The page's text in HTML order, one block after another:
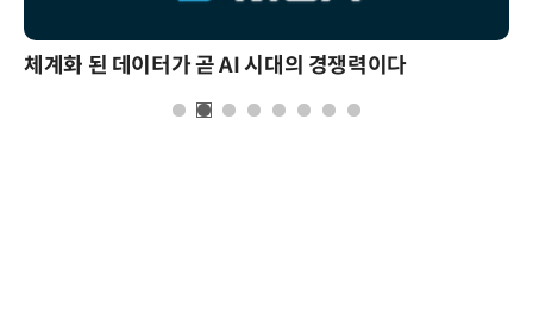
체계화 된 데이터가 곧 AI 시대의 경쟁력이다